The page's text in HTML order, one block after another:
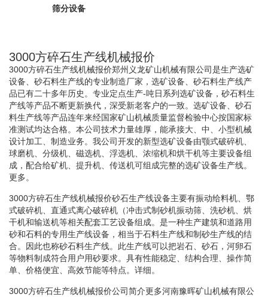
筛分设备
3000方碎石生产线机械报价
3000方碎石生产线机械报价郑州义龙矿山机械有限公司是生产选矿
设备、砂石料生产线的专业制造厂家，选矿设备、砂石料生产线产
品已有二十多年历史。专业定点生产-吨日系列选矿设备，砂石料生
产线等产品不断更新换代，深受新老客户的一致。选矿设备、砂石
料生产线等产品连年来经国家矿山机械质量监督检验中心按国家标
准测试均达合格。本公司技术力量雄厚，能承接大、中、小型机械
设计加工、制造业务。我公司开发的新型选矿设备由颚式破碎机、
球磨机、分级机、磁选机、浮选机、浓缩机和烘干机等主要设备组
成，配合给矿机、提升机、传送机可组成完整的选矿设备生产线。
更多。
3000方碎石生产线机械报价砂石生产线设备主要有振动给料机、鄂
式破碎机、直通式离心破碎机（冲击式制砂机振动筛、洗砂机、烘
干机和输送机等相关配套工艺设备组成。是一种生产建筑和道路用
砂和石料的专用生产线设备，相当于石料生产线和制砂生产线的结
合。因此也称砂石料生产线。此生产线可以把岩石、砂石，河卵石
等物料制成符合用户用砂要求。具有性能稳定、结构合理、操作简
单、价格便宜、高效节能等特点。详细。
3000方碎石生产线机械报价公司简介更多河南豫晖矿山机械有限公